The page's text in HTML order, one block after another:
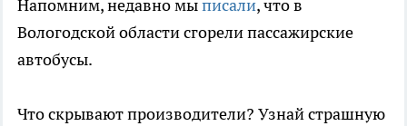
Напомним, недавно мыписали, что в
Вологодской области сгорели пассажирские
автобусы.
Что скрывают производители? Узнай страшную